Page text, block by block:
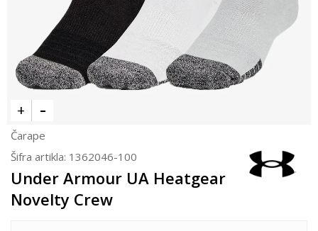
Čarape
Šifra artikla: 1362046-100
Under Armour UA Heatgear
Novelty Crew